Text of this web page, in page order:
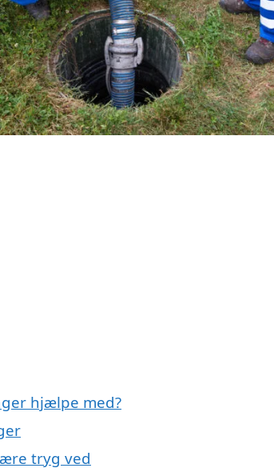
hjælpe med?
tryg ved